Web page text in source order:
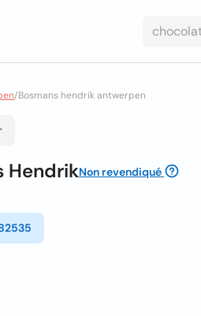
/Bosmans hendrik antwerpen
HendrikNon revendiqué